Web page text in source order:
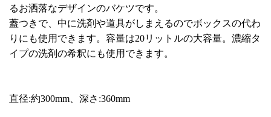
るお洒落なデザインのバケツです。
蓋つきで、中に洗剤や道具がしまえるのでボックスの代わ
りにも使用できます。容量は20リットルの大容量。濃縮タ
イプの洗剤の希釈にも使用できます。
直径:約300mm、深さ:360mm